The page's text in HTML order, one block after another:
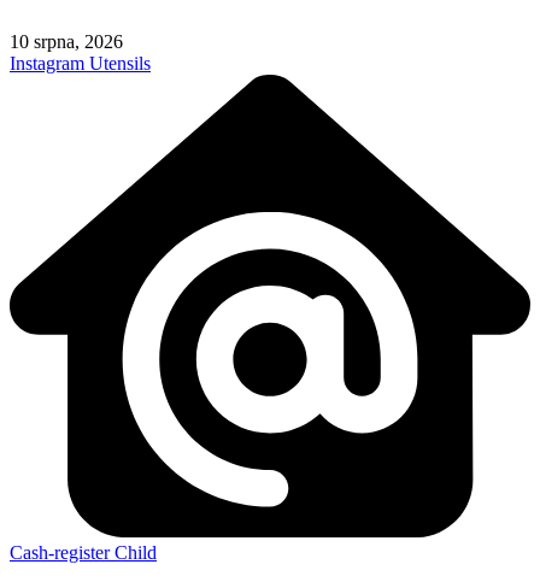
to
content
10 srpna, 2026
Instagram Utensils
Cash-register Child